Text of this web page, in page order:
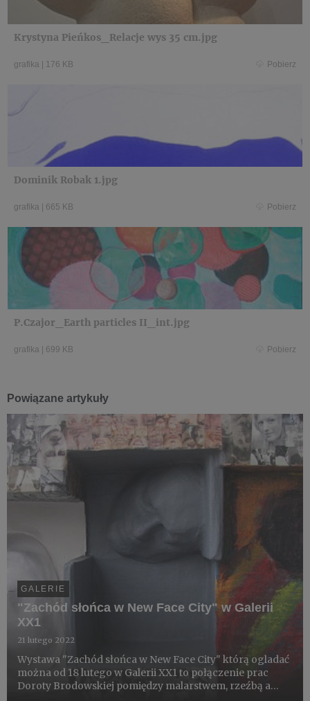
Krystyna Pieńkos_Relacje wys 35 cm.jpg
grafika 176 KB Pobierz
Dominik Robak 1.jpg
grafika 665 KB Pobierz
P.Czajor_Earth particles II_int.jpg
grafika 699 KB Pobierz
Powiązane artykuły
GALERIE
"Zachód słońca w New Face City" w Galerii
XX1
21 lutego 2022
Wystawa "Zachód słońca w New Face City" którą ogladać
można od 18 lutego w Galerii XX1 to połączenie prac
Doroty Brodowskiej pomiędzy malarstwem, rzeźbą a